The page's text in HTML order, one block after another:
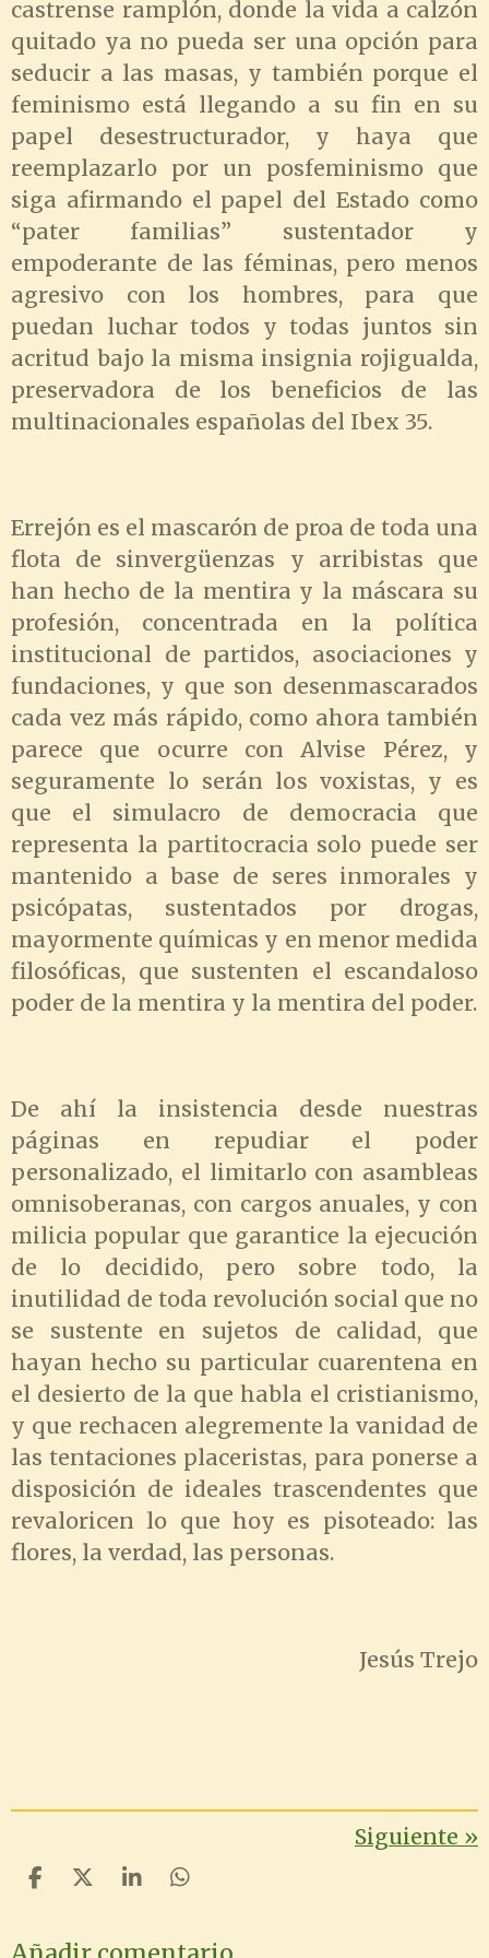
castrense ramplón, donde la vida a calzón
quitado ya no pueda ser una opción para
seducir a las masas, y también porque el
feminismo está llegando a su fin en su
papel desestructurador, y haya que
reemplazarlo por un posfeminismo que
siga afirmando el papel del Estado como
“pater familias” sustentador y
empoderante de las féminas, pero menos
agresivo con los hombres, para que
puedan luchar todos y todas juntos sin
acritud bajo la misma insignia rojigualda,
preservadora de los beneficios de las
multinacionales españolas del Ibex 35.
Errejón es el mascarón de proa de toda una
flota de sinvergüenzas y arribistas que
han hecho de la mentira y la máscara su
profesión, concentrada en la política
institucional de partidos, asociaciones y
fundaciones, y que son desenmascarados
cada vez más rápido, como ahora también
parece que ocurre con Alvise Pérez, y
seguramente lo serán los voxistas, y es
que el simulacro de democracia que
representa la partitocracia solo puede ser
mantenido a base de seres inmorales y
psicópatas, sustentados por drogas,
mayormente químicas y en menor medida
filosóficas, que sustenten el escandaloso
poder de la mentira y la mentira del poder.
De ahí la insistencia desde nuestras
páginas en repudiar el poder
personalizado, el limitarlo con asambleas
omnisoberanas, con cargos anuales, y con
milicia popular que garantice la ejecución
de lo decidido, pero sobre todo, la
inutilidad de toda revolución social que no
se sustente en sujetos de calidad, que
hayan hecho su particular cuarentena en
el desierto de la que habla el cristianismo,
y que rechacen alegremente la vanidad de
las tentaciones placeristas, para ponerse a
disposición de ideales trascendentes que
revaloricen lo que hoy es pisoteado: las
flores, la verdad, las personas.
Jesús Trejo
Siguiente »
C
p
C
p
C
p
C
p